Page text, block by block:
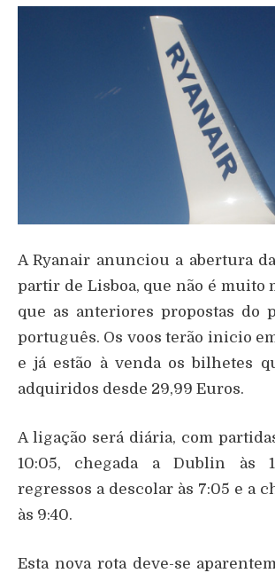
A Ryanair anunciou a abertura
partir de Lisboa, que não é muito
que as anteriores propostas do
português. Os voos terão inicio
e já estão à venda os bilhetes
adquiridos desde 29,99 Euros.
A ligação será diária, com
10:05, chegada a Dublin às
regressos a descolar às 7:05 e a
às 9:40.
Esta nova rota deve-se